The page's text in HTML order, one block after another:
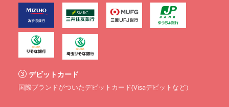
デビットカード
国際ブランドがついたデビットカード(Visaデビットなど）